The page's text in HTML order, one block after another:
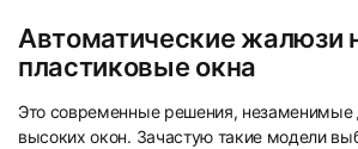
Автоматические жалюзи
пластиковые окна
Это современные решения, незаменимые
высоких окон. Зачастую такие модели